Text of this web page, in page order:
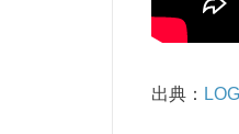
出典：